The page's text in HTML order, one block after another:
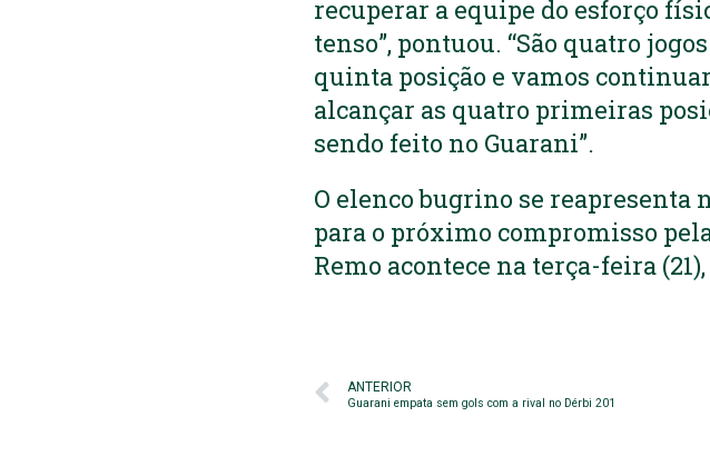
recuperar a equipe do esforço
tenso”, pontuou. “São quatro
quinta posição e vamos
alcançar as quatro primeiras
sendo feito no Guarani”.
O elenco bugrino se reapresenta
para o próximo compromisso
Remo acontece na terça-feira
ANTERIOR
Guarani empata sem gols com a rival no Dérbi 201